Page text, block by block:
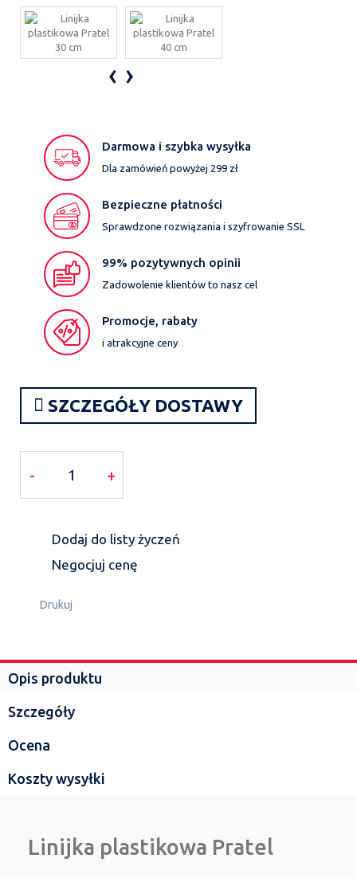
‹ ›
Darmowa i szybka wysyłka
Dla zamówień powyżej 299 zł
Bezpieczne płatności
Sprawdzone rozwiązania i szyfrowanie SSL
99% pozytywnych opinii
Zadowolenie klientów to nasz cel
Promocje, rabaty
i atrakcyjne ceny
SZCZEGÓŁY DOSTAWY
- +
Dodaj do listy życzeń
Negocjuj cenę
Drukuj
Opis produktu
Szczegóły
Ocena
Koszty wysyłki
Linijka plastikowa Pratel